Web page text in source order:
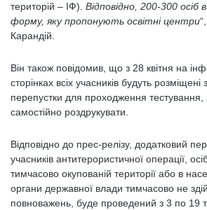
територій – ІФ). Відповідно, 200-300
форму, яку пропонують освітні центри
Карандій.
Він також повідомив, що з 28 квітня на
сторінках всіх учасників будуть
перепустки для проходження тестування,
самостійно роздрукувати.
Відповідно до прес-релізу, додатковий
учасників антитерористичної операції,
тимчасово окупованій території або в
органи державної влади тимчасово не
повноважень, буде проведений з 3 по 19